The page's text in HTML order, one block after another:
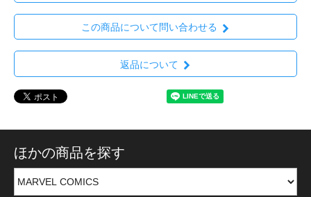
この商品について問い合わせる
返品について
ほかの商品を探す